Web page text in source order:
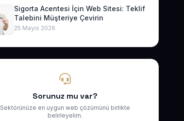
Sigorta Acentesi İçin Web Sitesi: Teklif
Talebini Müşteriye Çevirin
25 Mayıs 2026
Sorunuz mu var?
Sektörünüze en uygun web çözümünü birlikte
belirleyelim.